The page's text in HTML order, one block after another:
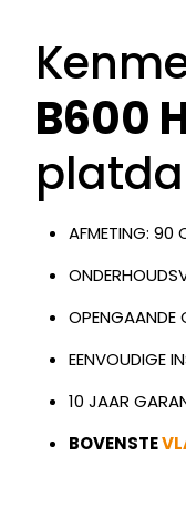
B600
AFMETING: 90
EENVOUDIGE
10 JAAR
BOVENSTE